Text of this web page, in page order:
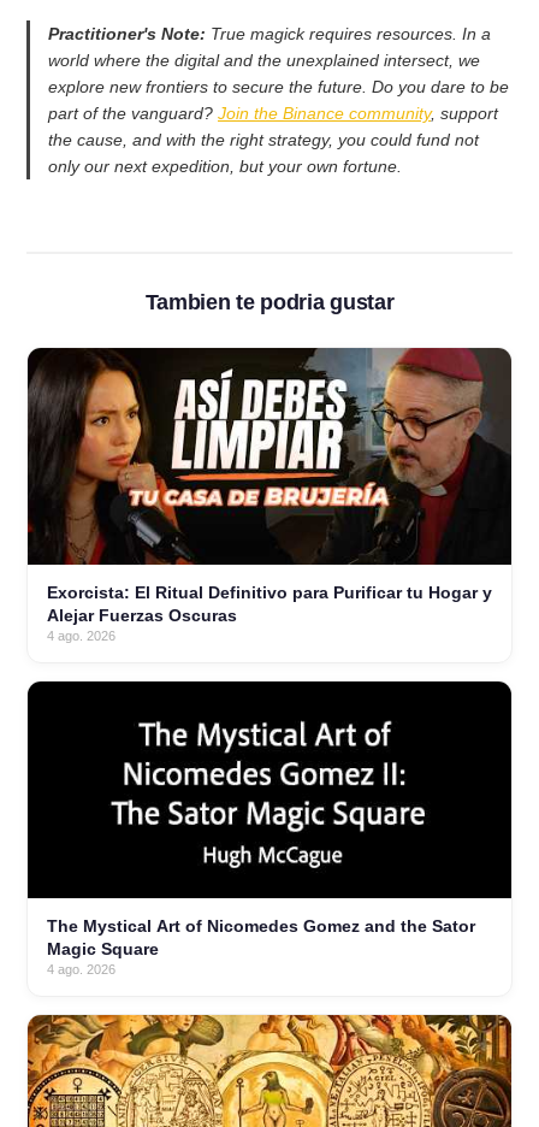
Practitioner's Note: True magick requires resources. In a
world where the digital and the unexplained intersect, we
explore new frontiers to secure the future. Do you dare to be
part of the vanguard? Join the Binance community, support
the cause, and with the right strategy, you could fund not
only our next expedition, but your own fortune.
Tambien te podria gustar
Exorcista: El Ritual Definitivo para Purificar tu Hogar y
Alejar Fuerzas Oscuras
4 ago. 2026
The Mystical Art of Nicomedes Gomez and the Sator
Magic Square
4 ago. 2026